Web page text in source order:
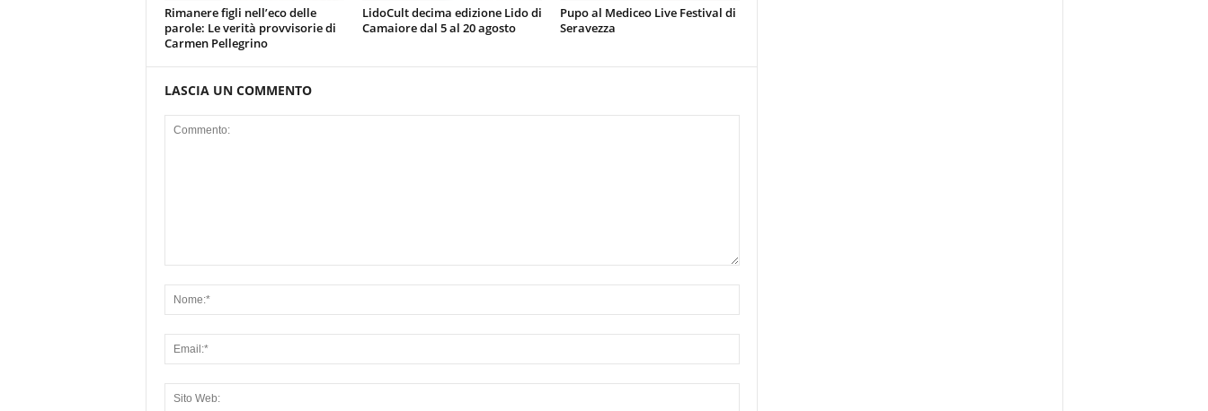
Rimanere figli nell’eco delle
parole: Le verità provvisorie di
Carmen Pellegrino
LidoCult decima edizione Lido di
Camaiore dal 5 al 20 agosto
Pupo al Mediceo Live Festival di
Seravezza
LASCIA UN COMMENTO